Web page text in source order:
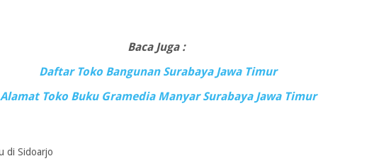
Baca Juga :
Daftar Toko Bangunan Surabaya Jawa Timur
Alamat Toko Buku Gramedia Manyar Surabaya Jawa Timur
di Sidoarjo